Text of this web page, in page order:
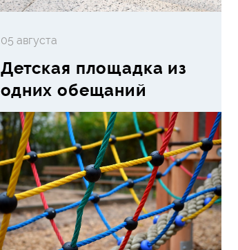
05 августа
Детская площадка из
одних обещаний